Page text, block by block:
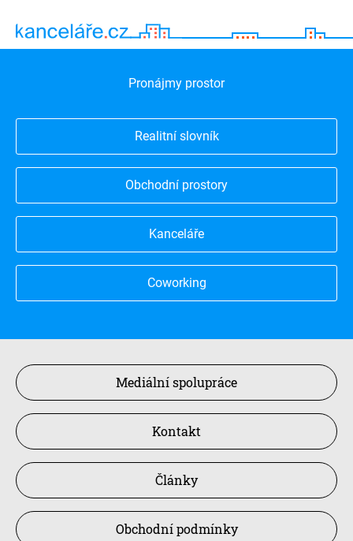
Pronájmy prostor
Realitní slovník
Obchodní prostory
Kanceláře
Coworking
Mediální spolupráce
Kontakt
Články
Obchodní podmínky